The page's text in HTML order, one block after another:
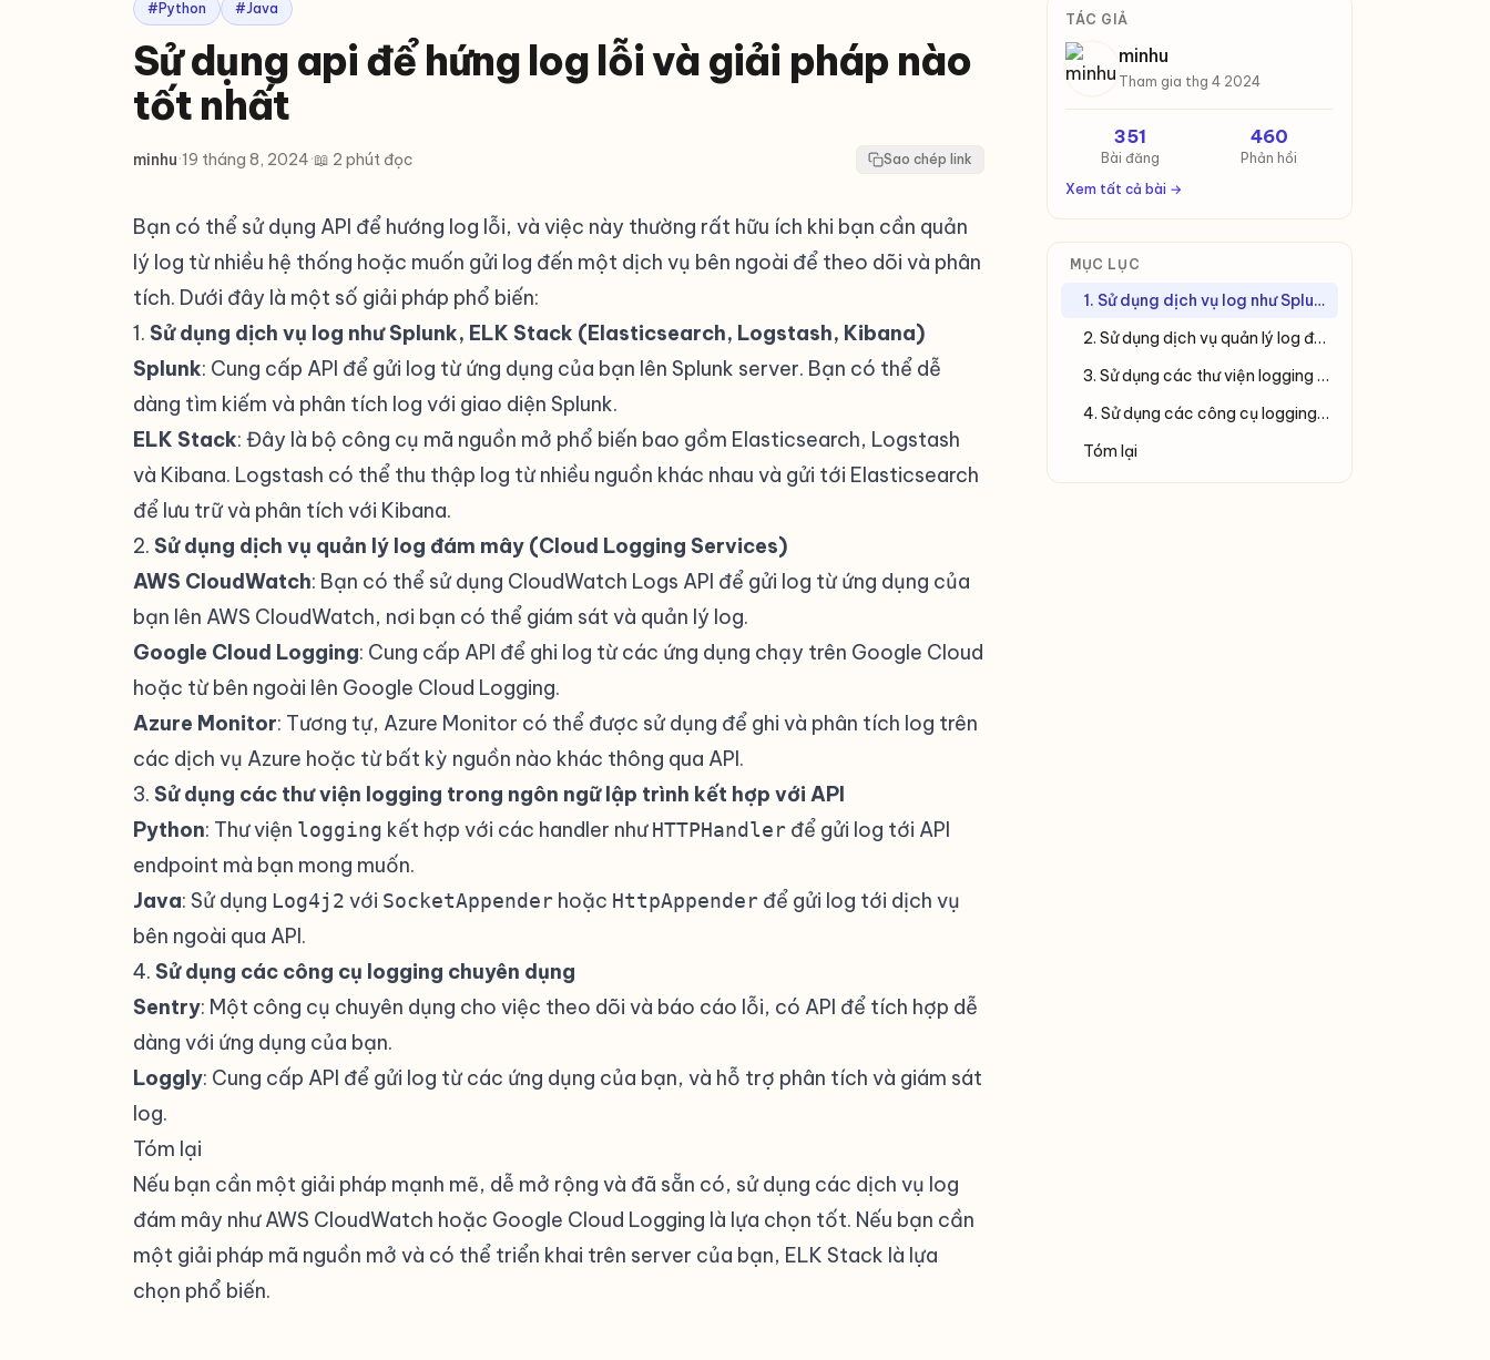
#Python #Java
Sử dụng api để hứng log lỗi và giải pháp nào
tốt nhất
minhu·19 tháng 8, 2024·📖 2 phút đọc Sao chép link
Bạn có thể sử dụng API để hướng log lỗi, và việc này thường rất hữu ích khi bạn cần quản
lý log từ nhiều hệ thống hoặc muốn gửi log đến một dịch vụ bên ngoài để theo dõi và phân
tích. Dưới đây là một số giải pháp phổ biến:
1. Sử dụng dịch vụ log như Splunk, ELK Stack (Elasticsearch, Logstash, Kibana)
Splunk: Cung cấp API để gửi log từ ứng dụng của bạn lên Splunk server. Bạn có thể dễ
dàng tìm kiếm và phân tích log với giao diện Splunk.
ELK Stack: Đây là bộ công cụ mã nguồn mở phổ biến bao gồm Elasticsearch, Logstash
và Kibana. Logstash có thể thu thập log từ nhiều nguồn khác nhau và gửi tới Elasticsearch
để lưu trữ và phân tích với Kibana.
2. Sử dụng dịch vụ quản lý log đám mây (Cloud Logging Services)
AWS CloudWatch: Bạn có thể sử dụng CloudWatch Logs API để gửi log từ ứng dụng của
bạn lên AWS CloudWatch, nơi bạn có thể giám sát và quản lý log.
Google Cloud Logging: Cung cấp API để ghi log từ các ứng dụng chạy trên Google Cloud
hoặc từ bên ngoài lên Google Cloud Logging.
Azure Monitor: Tương tự, Azure Monitor có thể được sử dụng để ghi và phân tích log trên
các dịch vụ Azure hoặc từ bất kỳ nguồn nào khác thông qua API.
3. Sử dụng các thư viện logging trong ngôn ngữ lập trình kết hợp với API
Python: Thư viện logging kết hợp với các handler nhưHTTPHandler để gửi log tới API
endpoint mà bạn mong muốn.
Java: Sử dụng Log4j2 với SocketAppender hoặc HttpAppender để gửi log tới dịch vụ
bên ngoài qua API.
4. Sử dụng các công cụ logging chuyên dụng
Sentry: Một công cụ chuyên dụng cho việc theo dõi và báo cáo lỗi, có API để tích hợp dễ
dàng với ứng dụng của bạn.
Loggly: Cung cấp API để gửi log từ các ứng dụng của bạn, và hỗ trợ phân tích và giám sát
log.
Tóm lại
Nếu bạn cần một giải pháp mạnh mẽ, dễ mở rộng và đã sẵn có, sử dụng các dịch vụ log
đám mây như AWS CloudWatch hoặc Google Cloud Logging là lựa chọn tốt. Nếu bạn cần
một giải pháp mã nguồn mở và có thể triển khai trên server của bạn, ELK Stack là lựa
chọn phổ biến.
TÁC GIẢ
minhu
Tham gia thg 4 2024
351
Bài đăng
460
Phản hồi
Xem tất cả bài →
MỤC LỤC
1. Sử dụng dịch vụ log như Splunk, ELK Stack (Elasticsearch, Logstash, Kibana)
2. Sử dụng dịch vụ quản lý log đám mây (Cloud Logging Services)
3. Sử dụng các thư viện logging trong ngôn ngữ lập trình kết hợp với API
4. Sử dụng các công cụ logging chuyên dụng
Tóm lại